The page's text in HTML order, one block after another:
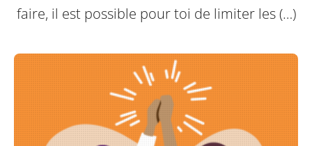
faire, il est possible pour toi de limiter les (…)